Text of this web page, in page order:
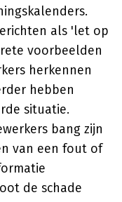
als 'let op
voorbeelden
herkennen
hebben
situatie.
bang zijn
van een fout of
de schade